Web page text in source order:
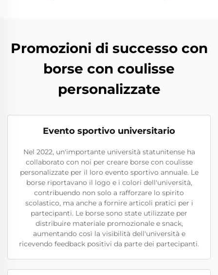
Promozioni di successo con
borse con coulisse
personalizzate
Evento sportivo universitario
Nel 2022, un'importante università statunitense ha
collaborato con noi per creare borse con coulisse
personalizzate per il loro evento sportivo annuale. Le
borse riportavano il logo e i colori dell'università,
contribuendo non solo a rafforzare lo spirito
scolastico, ma anche a fornire articoli pratici per i
partecipanti. Le borse sono state utilizzate per
distribuire materiale promozionale e snack,
aumentando così la visibilità dell'università e
ricevendo feedback positivi da parte dei partecipanti.